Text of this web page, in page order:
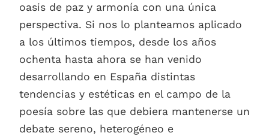
oasis de paz y armonía con una única
perspectiva. Si nos lo planteamos aplicado
a los últimos tiempos, desde los años
ochenta hasta ahora se han venido
desarrollando en España distintas
tendencias y estéticas en el campo de la
poesía sobre las que debiera mantenerse un
debate sereno, heterogéneo e